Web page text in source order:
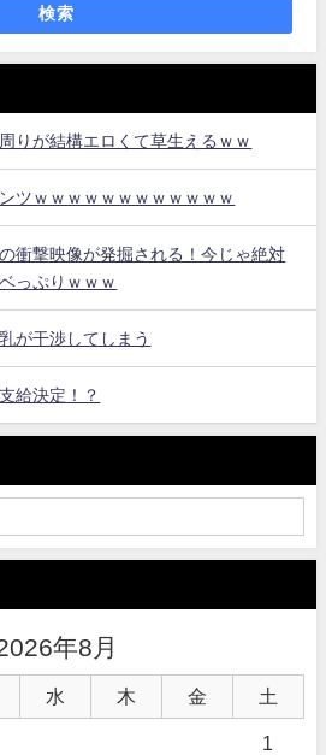
検索
りが結構エロくて草生えるｗｗ
ツｗｗｗｗｗｗｗｗｗｗｗｗ
衝撃映像が発掘される！今じゃ絶対
っぷりｗｗｗ
が干渉してしまう
給決定！？
年8月
水 木 金 土
1